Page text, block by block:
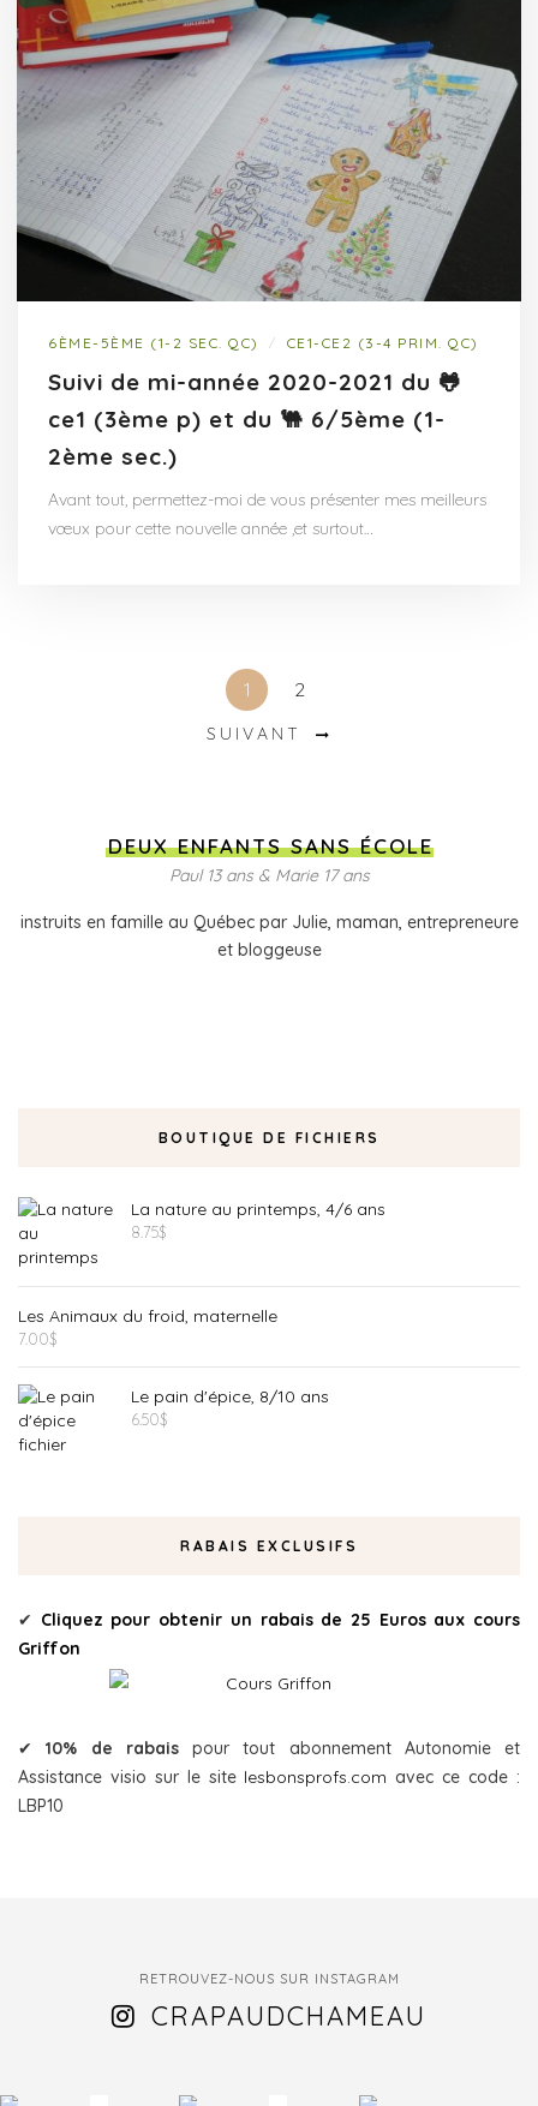
6ÈME-5ÈME (1-2 SEC. QC) / CE1-CE2 (3-4 PRIM. QC)
Suivi de mi-année 2020-2021 du 🐸
ce1 (3ème p) et du 🐫 6/5ème (1-
2ème sec.)
Avant tout, permettez-moi de vous présenter mes meilleurs
vœux pour cette nouvelle année ,et surtout…
1 2
SUIVANT
DEUX ENFANTS SANS ÉCOLE
Paul 13 ans & Marie 17 ans
instruits en famille au Québec par Julie, maman, entrepreneure
et bloggeuse
BOUTIQUE DE FICHIERS
La nature au printemps, 4/6 ans
8.75$
Les Animaux du froid, maternelle
7.00$
Le pain d'épice, 8/10 ans
6.50$
RABAIS EXCLUSIFS
✔ Cliquez pour obtenir un rabais de 25 Euros aux cours
Griffon
✔10% de rabaispour tout abonnement Autonomie et
Assistance visio sur le site lesbonsprofs.com avec ce code :
LBP10
RETROUVEZ-NOUS SUR INSTAGRAM
CRAPAUDCHAMEAU